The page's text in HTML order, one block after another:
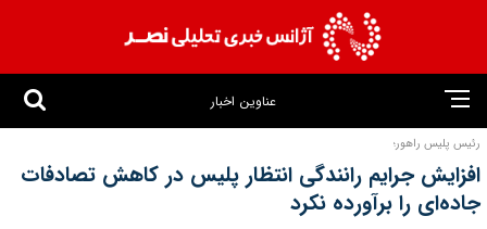
عناوین اخبار
رئیس پلیس راهور؛
افزایش جرایم رانندگی انتظار پلیس در کاهش تصادفات
جاده‌ای را برآورده نکرد